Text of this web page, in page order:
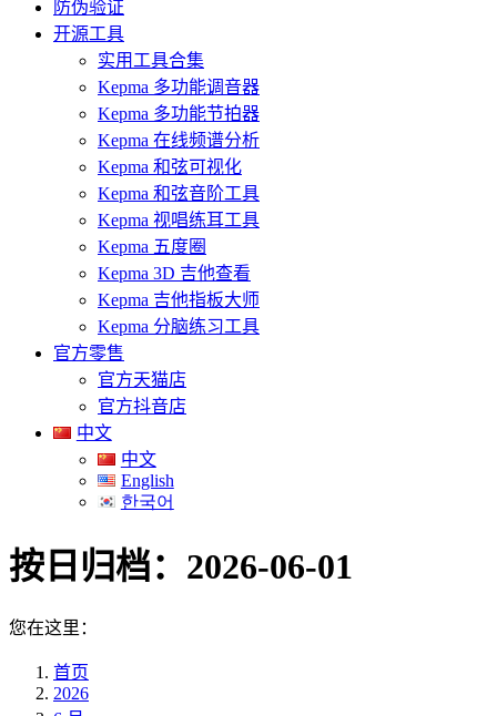
防伪验证
开源工具
实用工具合集
Kepma 多功能调音器
Kepma 多功能节拍器
Kepma 在线频谱分析
Kepma 和弦可视化
Kepma 和弦音阶工具
Kepma 视唱练耳工具
Kepma 五度圈
Kepma 3D 吉他查看
Kepma 吉他指板大师
Kepma 分脑练习工具
官方零售
官方天猫店
官方抖音店
中文
中文
English
한국어
按日归档： 2026-06-01
您在这里：
首页
2026